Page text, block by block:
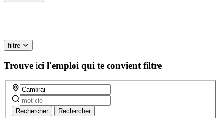
filtre
Trouve ici l'emploi qui te convient filtre
Rechercher Rechercher